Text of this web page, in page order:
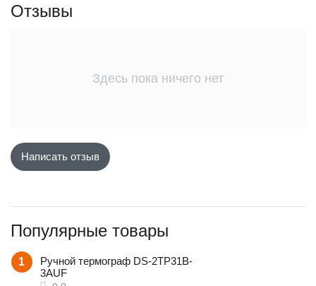
Отзывы
Здесь пока ничего нет
Написать отзыв
Популярные товары
1
Ручной термограф DS-2TP31B-
3AUF